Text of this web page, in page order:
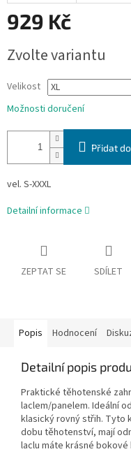
929 Kč
cena:
Zvolte variantu
Velikost
Možnosti doručení
Přidat
vel. S-XXXL
Detailní informace
ZEPTAT SE SDÍLET
Popis Hodnocení
Detailní popis
Praktické těhotenské
laclem/panelem. Ideální
klasický rovný střih. Tyto
dobu těhotenství, mají
laclu máte krásné